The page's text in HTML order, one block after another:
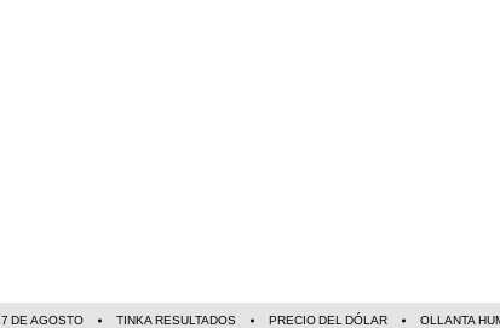
7 DE AGOSTO TINKA RESULTADOS PRECIO DEL DÓLAR OLLANTA